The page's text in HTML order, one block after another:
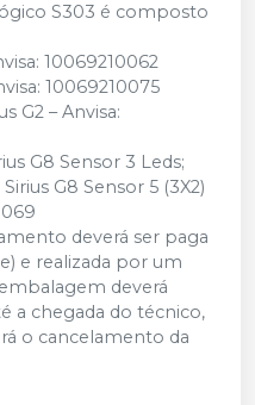
S303 é composto
10069210062
10069210075
G2 – Anvisa:
G8 Sensor 3 Leds;
G8 Sensor 5 (3X2)
deverá ser paga
e realizada por um
deverá
a chegada do técnico,
o cancelamento da